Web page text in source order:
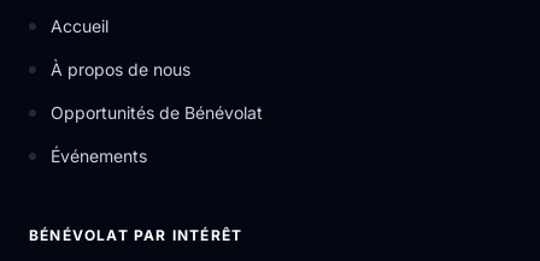
Accueil
À propos de nous
Opportunités de Bénévolat
Événements
BÉNÉVOLAT PAR INTÉRÊT